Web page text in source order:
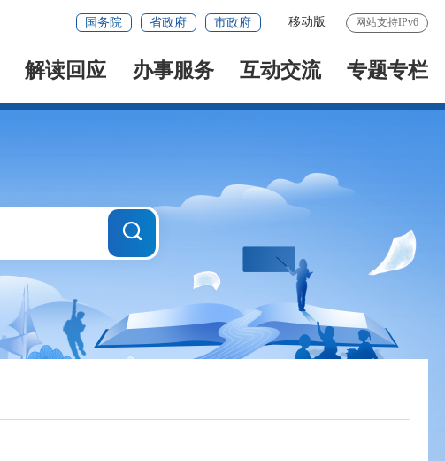
国务院 省政府 市政府 移动版 网站支持IPv6
解读回应 办事服务 互动交流 专题专栏